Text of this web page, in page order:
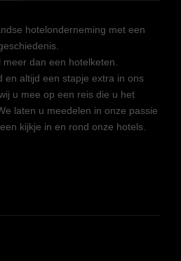
hotelonderneming met een
dan een hotelketen.
en altijd een stapje extra in ons
u mee op een reis die u het
laten u meedelen in onze passie
kijkje in en rond onze hotels.